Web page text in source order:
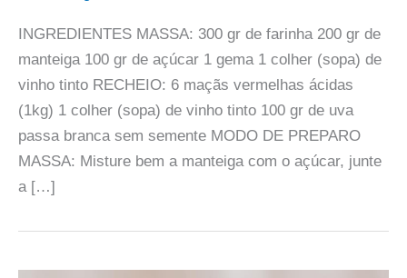
INGREDIENTES MASSA: 300 gr de farinha 200 gr de
manteiga 100 gr de açúcar 1 gema 1 colher (sopa) de
vinho tinto RECHEIO: 6 maçãs vermelhas ácidas
(1kg) 1 colher (sopa) de vinho tinto 100 gr de uva
passa branca sem semente MODO DE PREPARO
MASSA: Misture bem a manteiga com o açúcar, junte
a […]